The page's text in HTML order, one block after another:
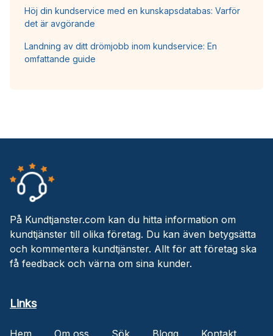
Höj din kundservice med en kunskapsdatabas: Varför
det är avgörande
Landning av ditt drömjobb inom kundservice: En
omfattande guide
På Kundtjanster.com kan du hitta information om
kundtjänster till olika företag. Du kan även betygsätta
och kommentera kundtjänster. Allt för att företag ska
få feedback och värna om sina kunder.
Links
Hem Om oss Sök Blogg Kontakt